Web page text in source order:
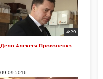
4:29
Дело Алексея Прокопенко
09.09.2016